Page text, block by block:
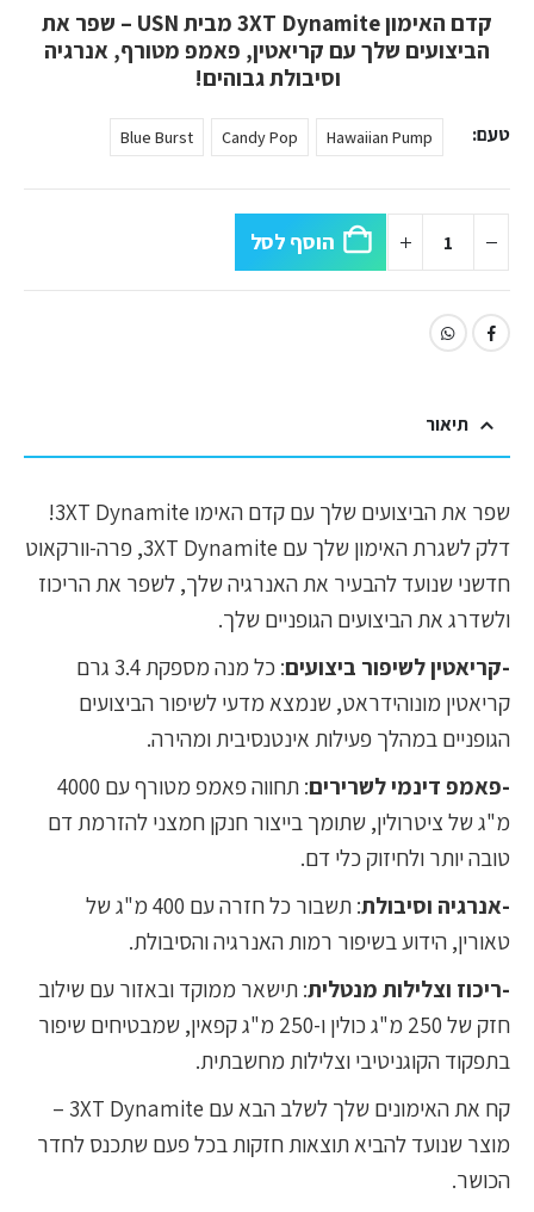
קדם האימון 3XT Dynamite מבית USN – שפר את
הביצועים שלך עם קריאטין, פאמפ מטורף, אנרגיה
וסיבולת גבוהים!
טעם Hawaiian Pump
Candy Pop
Blue Burst
הוסף לסל
תיאור
שפר את הביצועים שלך עם קדם האימו 3XT Dynamite!
דלק לשגרת האימון שלך עם 3XT Dynamite, פרה-וורקאוט
חדשני שנועד להבעיר את האנרגיה שלך, לשפר את הריכוז
ולשדרג את הביצועים הגופניים שלך.
-קריאטין לשיפור ביצועים
: כל מנה מספקת 3.4 גרם
קריאטין מונוהידראט, שנמצא מדעי לשיפור הביצועים
הגופניים במהלך פעילות אינטנסיבית ומהירה.
-פאמפ דינמי לשרירים
: תחווה פאמפ מטורף עם 4000
מ"ג של ציטרולין, שתומך בייצור חנקן חמצני להזרמת דם
טובה יותר ולחיזוק כלי דם.
-אנרגיה וסיבולת
: תשבור כל חזרה עם 400 מ"ג של
טאורין, הידוע בשיפור רמות האנרגיה והסיבולת.
-ריכוז וצלילות מנטלית: תישאר ממוקד ובאזור עם שילוב
חזק של 250 מ"ג כולין ו-250 מ"ג קפאין, שמבטיחים שיפור
בתפקוד הקוגניטיבי וצלילות מחשבתית.
קח את האימונים שלך לשלב הבא עם 3XT Dynamite –
מוצר שנועד להביא תוצאות חזקות בכל פעם שתכנס לחדר
הכושר.